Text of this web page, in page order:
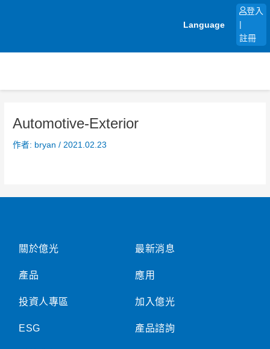
Language
登入
註冊
Automotive-Exterior
作者: bryan/ 2021.02.23
關於億光
產品
投資人專區
ESG
最新消息
應用
加入億光
產品諮詢